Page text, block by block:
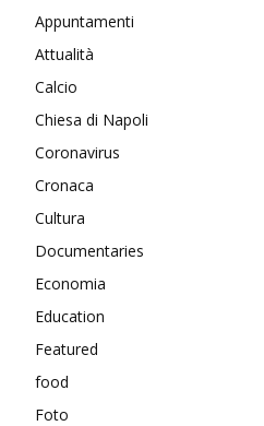
Appuntamenti
Attualità
Calcio
Chiesa di Napoli
Coronavirus
Cronaca
Cultura
Documentaries
Economia
Education
Featured
food
Foto